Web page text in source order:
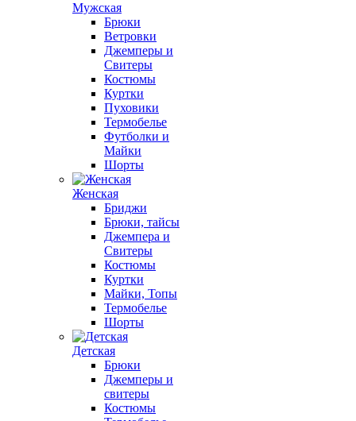
Мужская
Брюки
Ветровки
Джемперы и
Свитеры
Костюмы
Куртки
Пуховики
Термобелье
Футболки и
Майки
Шорты
Женская
Бриджи
Брюки, тайсы
Джемпера и
Свитеры
Костюмы
Куртки
Майки, Топы
Термобелье
Шорты
Детская
Брюки
Джемперы и
свитеры
Костюмы